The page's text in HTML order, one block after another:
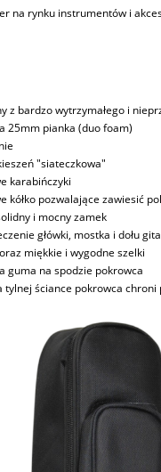
na rynku instrumentów i
z bardzo wytrzymałego i
25mm pianka (duo foam)
"siateczkowa"
karabińczyki
kółko pozwalające zawiesić
i mocny zamek
główki, mostka i dołu
miękkie i wygodne szelki
guma na spodzie pokrowca
tylnej ściance pokrowca